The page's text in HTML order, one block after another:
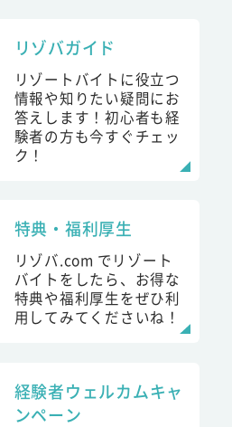
リゾバガイド
リゾートバイトに役立つ
情報や知りたい疑問にお
答えします！初心者も経
験者の方も今すぐチェッ
ク！
特典・福利厚生
リゾバ.com でリゾート
バイトをしたら、お得な
特典や福利厚生をぜひ利
用してみてくださいね！
経験者ウェルカムキャ
ンペーン